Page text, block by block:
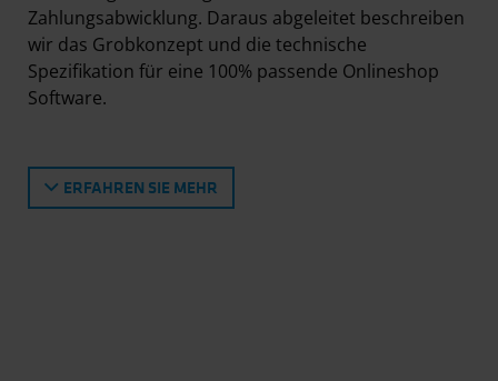
Zahlungs­abwicklung. Daraus abgeleitet beschreiben
wir das Grobkonzept und die technische
Spezifikation für eine 100% passende Onlineshop
Software.
ERFAHREN SIE MEHR